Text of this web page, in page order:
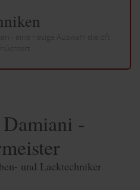
- eine riesige Aus­wahl die oft
-
und Lacktechniker